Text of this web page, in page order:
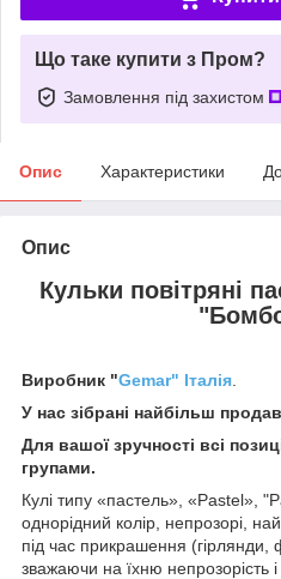
Що таке купити з Пром?
Замовлення під захистом
Опис Характеристики
Опис
Кульки повітряні
Виробник "Gemar" Італія.
У нас зібрані найбільш
Для вашої зручності всі
групами.
Кулі типу «пастель», «Pastel»,
однорідний колір, непрозорі,
під час прикрашення (гірлянди,
зважаючи на їхню непрозорість